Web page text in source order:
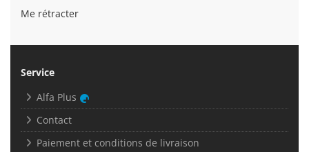
Me rétracter
Service
Alfa Plus
Contact
Paiement et conditions de livraison